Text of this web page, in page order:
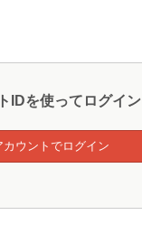
IDを使ってログイン
カウントでログイン